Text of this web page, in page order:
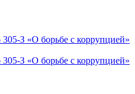
З «О борьбе с коррупцией»
З «О борьбе с коррупцией»